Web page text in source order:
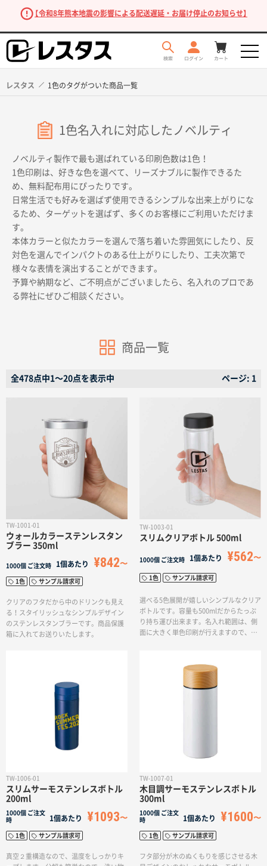
【令和8年熊本地震の影響による配送遅延・お届け停止のお知らせ】
商品を探す
商品カテゴリーから探す
目的・シーンから探す
イベントから探す
サイトメニュー
初めての方へ
ご注文の流れ
データ入稿ガイド
再注文について
名入れグループサイト
レスタス 1色のタグがついた商品一覧
1色名入れに対応したノベルティ
ノベルティ製作で最も選ばれている印刷色数は1色！
1色印刷は、好きな色を選べて、リーズナブルに製作できるた
め、無料配布用にぴったりです。
日常生活でも好みを選ばず使用できるシンプルな出来上がりにな
るため、ターゲットを選ばず、多くのお客様にご利用いただけま
す。
本体カラーと似たカラーを選んで落ち着いた雰囲気にしたり、反
対色を選んでインパクトのある仕上がりにしたり、工夫次第で
様々な表情を演出することができます。
予算や納期など、ご不明点がございましたら、名入れのプロであ
る弊社にぜひご相談ください。
商品一覧
全478点中1〜20点を表示中 ページ: 1
TW-1001-01
ウォールカラーステンレスタン
ブラー 350ml
1000個 ご注文時 1個あたり ¥842
1色 サンプル請求可
クリアのフタだから中のドリンクも見え
る！スタイリッシュなシンプルデザイン
のステンレスタンブラーです。商品保護
箱に入れてお送りいたします。
TW-1003-01
スリムクリアボトル 500ml
1000個 ご注文時 1個あたり ¥562
1色 サンプル請求可
選べる5色展開が嬉しいシンプルなクリア
ボトルです。容量も500mlだからたっぷ
り持ち運び出来ます。名入れ範囲は、側
面に大きく単色印刷が行えますので、物
TW-1006-01
スリムサーモステンレスボトル
200ml
1000個 ご注文
時
1個あたり ¥1093
1色 サンプル請求可
真空２重構造なので、温度をしっかりキ
TW-1007-01
木目調サーモステンレスボトル
300ml
1000個 ご注文
時
1個あたり ¥1600
1色 サンプル請求可
フタ部分が木のぬくもりを感じさせる木